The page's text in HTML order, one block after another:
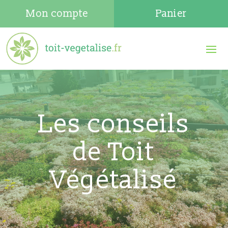
Mon compte Panier
Les conseils
de Toit
Végétalisé